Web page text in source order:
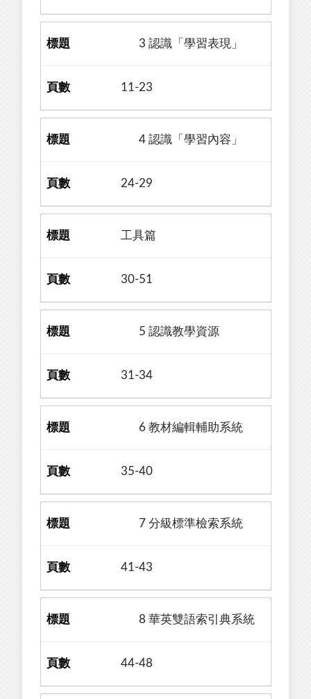
3 認識「學習表現」
11-23
4 認識「學習內容」
24-29
工具篇
30-51
5 認識教學資源
31-34
6 教材編輯輔助系統
35-40
7 分級標準檢索系統
41-43
8 華英雙語索引典系統
44-48